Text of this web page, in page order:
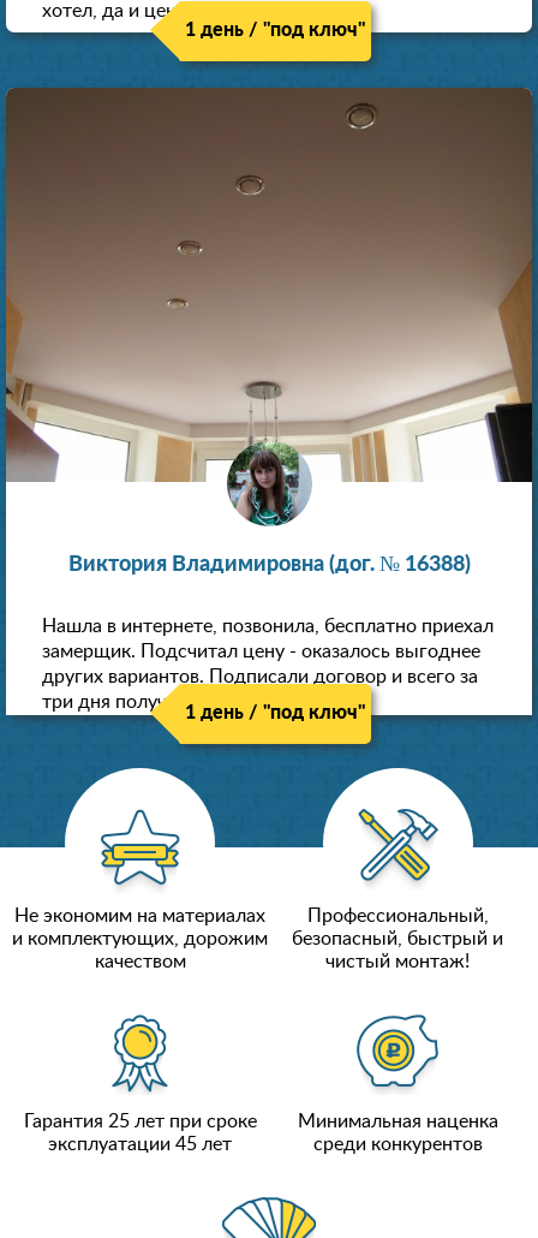
хотел, да и цена нормальная.
1 день / "под ключ"
Виктория Владимировна (дог. № 16388)
Нашла в интернете, позвонила, бесплатно приехал
замерщик. Подсчитал цену - оказалось выгоднее
других вариантов. Подписали договор и всего за
три дня получили новые потолки!
1 день / "под ключ"
Не экономим на материалах
и комплектующих, дорожим
качеством
Профессиональный,
безопасный, быстрый и
чистый монтаж!
Гарантия 25 лет при сроке
эксплуатации 45 лет
Минимальная наценка
среди конкурентов